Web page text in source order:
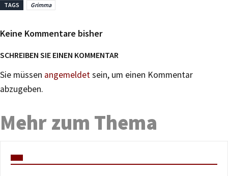
TAGS Grimma
Keine Kommentare bisher
SCHREIBEN SIE EINEN KOMMENTAR
Sie müssen angemeldetsein, um einen Kommentar
abzugeben.
Mehr zum Thema